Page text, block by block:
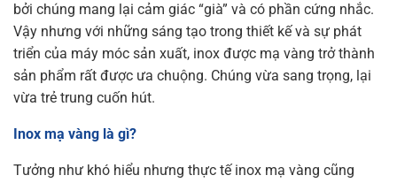
bởi chúng mang lại cảm giác “già” và có phần cứng nhắc.
Vậy nhưng với những sáng tạo trong thiết kế và sự phát
triển của máy móc sản xuất, inox được mạ vàng trở thành
sản phẩm rất được ưa chuộng. Chúng vừa sang trọng, lại
vừa trẻ trung cuốn hút.
Inox mạ vàng là gì?
Tưởng như khó hiểu nhưng thực tế inox mạ vàng cũng